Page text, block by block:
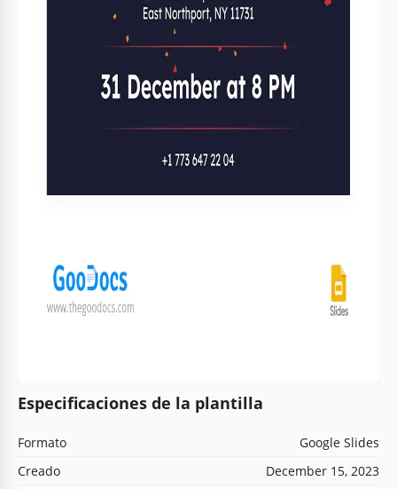
Especificaciones de la plantilla
Formato
Google Slides
Creado
December 15, 2023